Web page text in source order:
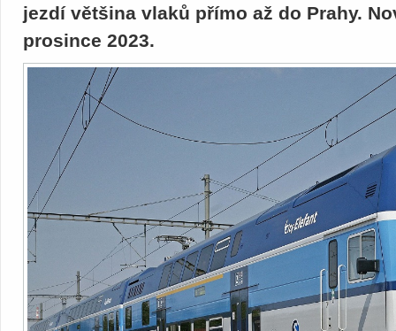
jezdí většina vlaků přímo až do Prahy.
prosince 2023.